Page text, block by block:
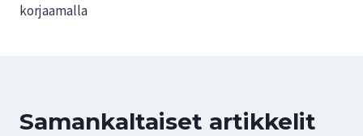
korjaamalla
Samankaltaiset artikkelit